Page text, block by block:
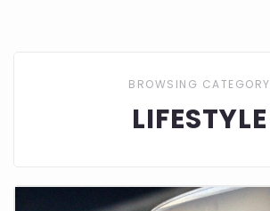
BROWSING CATEGORY
LIFESTYLE